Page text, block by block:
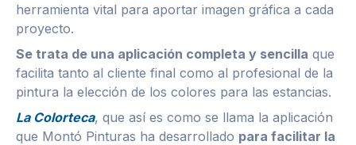
herramienta vital para aportar imagen gráfica a cada
proyecto.
Se trata de una aplicación completa y sencilla que
facilita tanto al cliente final como al profesional de la
pintura la elección de los colores para las estancias.
La Colorteca, que así es como se llama la aplicación
que Montó Pinturas ha desarrollado para facilitar la